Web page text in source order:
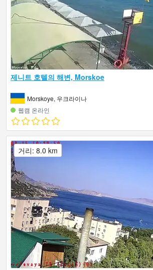
제니트 호텔의 해변, Morskoe
Morskoye, 우크라이나
웹캠 온라인
거리: 8.0 km